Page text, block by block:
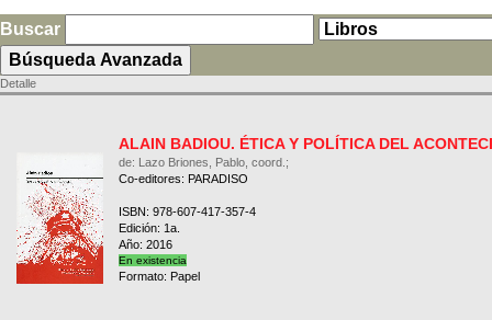
Buscar
Detalle
ALAIN BADIOU. ÉTICA Y POLÍTICA DEL
de: Lazo Briones, Pablo, coord.;
Co-editores: PARADISO
ISBN: 978-607-417-357-4
Edición: 1a.
Año: 2016
En existencia
Formato: Papel